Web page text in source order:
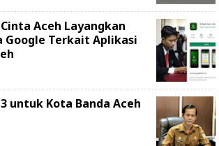
Aceh Layangkan
Google Terkait Aplikasi
untuk Kota Banda Aceh